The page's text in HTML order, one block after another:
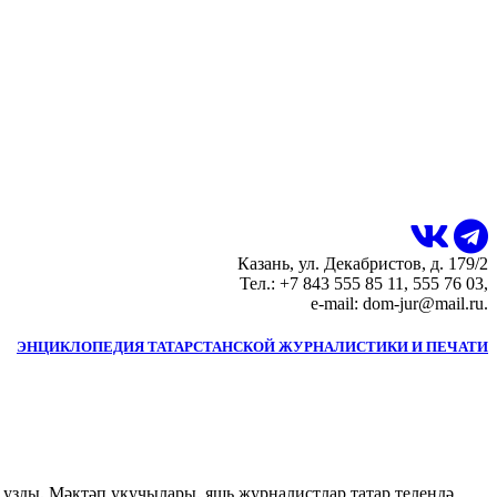
Казань, ул. Декабристов, д. 179/2
Тел.: +7 843 555 85 11, 555 76 03,
e-mail: dom-jur@mail.ru.
ЭНЦИКЛОПЕДИЯ ТАТАРСТАНСКОЙ ЖУРНАЛИСТИКИ И ПЕЧАТИ
Мәктәп укучылары, яшь журналистлар татар телендә